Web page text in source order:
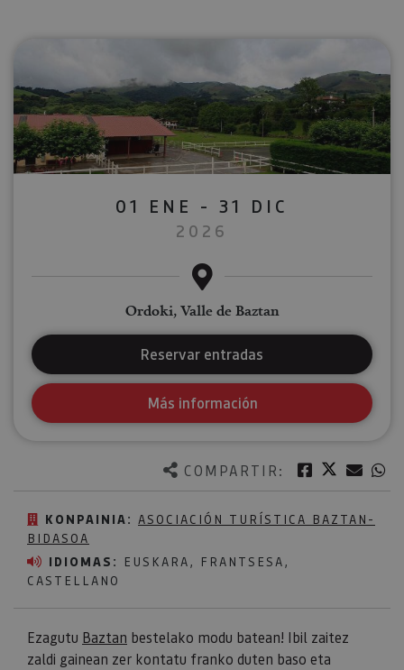
COMPARTIR: Facebook
Twitter
KONPAINIA: ASOCIACIÓN TURÍSTICA BAZTAN-
BIDASOA
IDIOMAS:
EUSKARA, FRANTSESA,
CASTELLANO
Ezagutu Baztan bestelako modu batean! Ibil zaitez
zaldi gainean zer kontatu franko duten baso eta
01 ENE - 31 DIC
2026
Ordoki, Valle de Baztan
Reservar entradas
Más información